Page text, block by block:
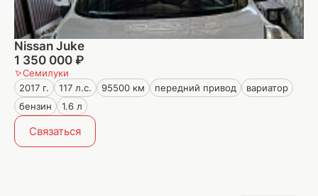
Nissan Juke
1 350 000 ₽
Семилуки
2017 г.
117 л.с. 95500 км передний привод
вариатор
бензин
1.6 л
Связаться